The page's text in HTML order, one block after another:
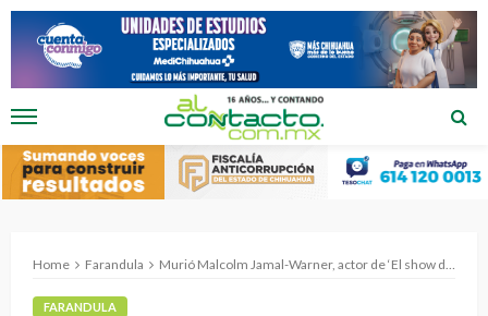
Home Farandula Murió Malcolm Jamal-Warner, actor de ‘El show de Bill Cosby’
FARANDULA